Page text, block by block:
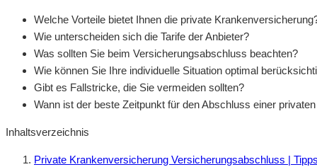
Welche Vorteile bietet Ihnen die private
Wie unterscheiden sich die Tarife der Anbieter?
Was sollten Sie beim Versicherungsabschluss beachten?
Wie können Sie Ihre individuelle Situation optimal
Gibt es Fallstricke, die Sie vermeiden sollten?
Wann ist der beste Zeitpunkt für den Abschluss einer
Inhaltsverzeichnis
Private Krankenversicherung Versicherungsabschluss |